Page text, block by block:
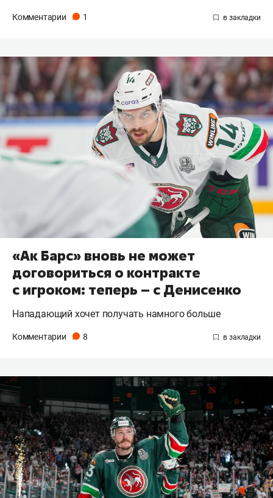
Комментарии 1
«Ак Барс» вновь не может
договориться о контракте
с игроком: теперь – с Денисенко
Нападающий хочет получать намного больше
Комментарии 8